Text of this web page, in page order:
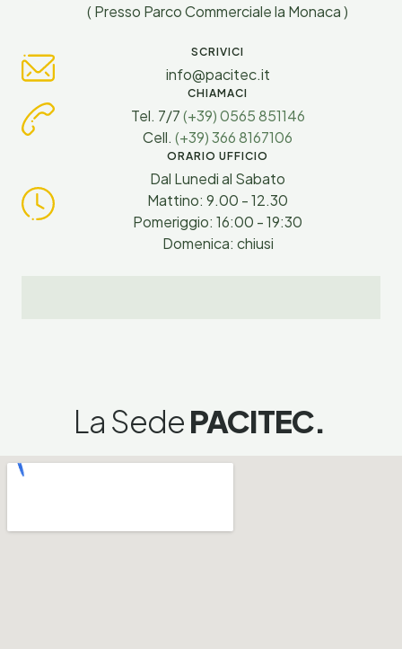
( Presso Parco Commerciale la Monaca )
SCRIVICI
info@pacitec.it
CHIAMACI
Tel. 7/7(+39) 0565 851146
Cell. (+39) 366 8167106
ORARIO UFFICIO
Dal Lunedi al Sabato
Mattino: 9.00 - 12.30
Pomeriggio: 16:00 - 19:30
Domenica: chiusi
La SedePACITEC.